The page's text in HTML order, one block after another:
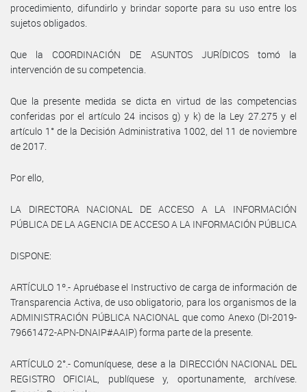
procedimiento, difundirlo y brindar soporte para su uso entre los
sujetos obligados.
Que la COORDINACIÓN DE ASUNTOS JURÍDICOS tomó la
intervención de su competencia.
Que la presente medida se dicta en virtud de las competencias
conferidas por el artículo 24 incisos g) y k) de la Ley 27.275 y el
artículo 1° de la Decisión Administrativa 1002, del 11 de noviembre
de 2017.
Por ello,
LA DIRECTORA NACIONAL DE ACCESO A LA INFORMACIÓN
PÚBLICA DE LA AGENCIA DE ACCESO A LA INFORMACIÓN PÚBLICA
DISPONE:
ARTÍCULO 1º.- Apruébase el Instructivo de carga de información de
Transparencia Activa, de uso obligatorio, para los organismos de la
ADMINISTRACIÓN PÚBLICA NACIONAL que como Anexo (DI-2019-
79661472-APN-DNAIP#AAIP) forma parte de la presente.
ARTÍCULO 2°.- Comuníquese, dese a la DIRECCIÓN NACIONAL DEL
REGISTRO OFICIAL, publíquese y, oportunamente, archívese.